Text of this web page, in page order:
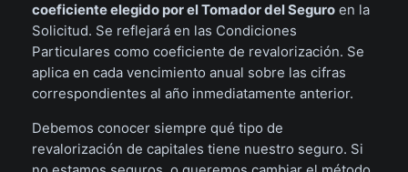
coeficiente elegido por el Tomador del Seguroen la
Solicitud. Se reflejará en las Condiciones
Particulares como coeficiente de revalorización. Se
aplica en cada vencimiento anual sobre las cifras
correspondientes al año inmediatamente anterior.
Debemos conocer siempre qué tipo de
revalorización de capitales tiene nuestro seguro. Si